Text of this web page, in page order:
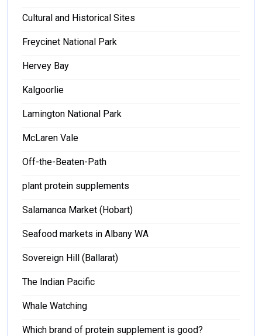
Cultural and Historical Sites
Freycinet National Park
Hervey Bay
Kalgoorlie
Lamington National Park
McLaren Vale
Off-the-Beaten-Path
plant protein supplements
Salamanca Market (Hobart)
Seafood markets in Albany WA
Sovereign Hill (Ballarat)
The Indian Pacific
Whale Watching
Which brand of protein supplement is good?